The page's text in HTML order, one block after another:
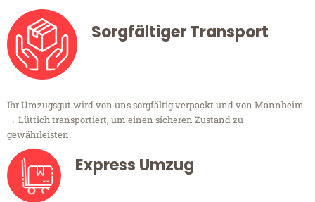
Sorgfältiger Transport
Ihr Umzugsgut wird von uns sorgfältig verpackt und von Mannheim
→ Lüttich transportiert, um einen sicheren Zustand zu
gewährleisten.
Express Umzug